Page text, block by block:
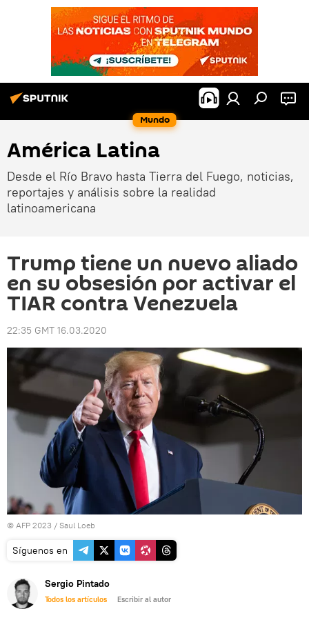
Mundo
América Latina
Desde el Río Bravo hasta Tierra del Fuego, noticias,
reportajes y análisis sobre la realidad
latinoamericana
Trump tiene un nuevo aliado
en su obsesión por activar el
TIAR contra Venezuela
22:35 GMT 16.03.2020
© AFP 2023 / Saul Loeb
Síguenos en
Sergio Pintado
Todos los artículos Escribir al autor